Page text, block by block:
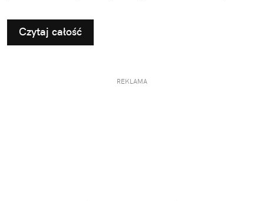
przez Wyższą Szkołę Kształcenia Zawodowego.
Czytaj całość
REKLAMA